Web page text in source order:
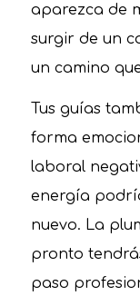
aparezca de
surgir de un
un camino
Tus guías
forma
laboral
energía
nuevo. La
pronto
paso